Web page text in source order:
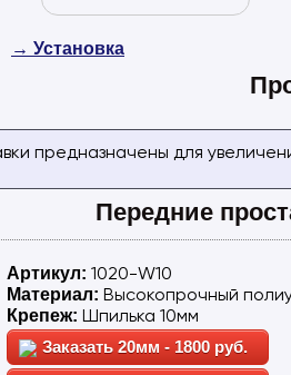
→ Установка
предназначены для
Передние
Артикул: 1020-W10
Материал: Высокопрочный
Крепеж: Шпилька 10мм
20мм - 1800 руб.